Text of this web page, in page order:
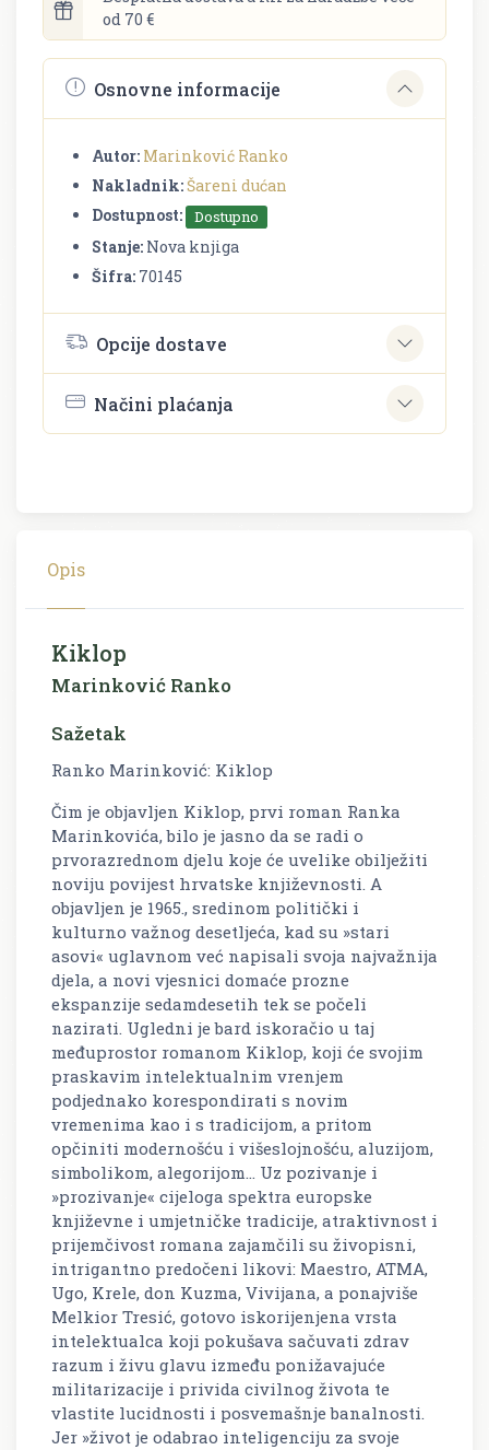
od 70 €
Osnovne informacije
Autor: Marinković Ranko
Nakladnik:Šareni dućan
Dostupnost:
Dostupno
Stanje: Nova knjiga
Šifra: 70145
Opcije dostave
Načini plaćanja
Opis
Kiklop
Marinković Ranko
Sažetak
Ranko Marinković: Kiklop
Čim je objavljen Kiklop, prvi roman Ranka
Marinkovića, bilo je jasno da se radi o
prvorazrednom djelu koje će uvelike obilježiti
noviju povijest hrvatske književnosti. A
objavljen je 1965., sredinom politički i
kulturno važnog desetljeća, kad su »stari
asovi« uglavnom već napisali svoja najvažnija
djela, a novi vjesnici domaće prozne
ekspanzije sedamdesetih tek se počeli
nazirati. Ugledni je bard iskoračio u taj
međuprostor romanom Kiklop, koji će svojim
praskavim intelektualnim vrenjem
podjednako korespondirati s novim
vremenima kao i s tradicijom, a pritom
opčiniti modernošću i višeslojnošću, aluzijom,
simbolikom, alegorijom… Uz pozivanje i
»prozivanje« cijeloga spektra europske
književne i umjetničke tradicije, atraktivnost i
prijemčivost romana zajamčili su živopisni,
intrigantno predočeni likovi: Maestro, ATMA,
Ugo, Krele, don Kuzma, Vivijana, a ponajviše
Melkior Tresić, gotovo iskorijenjena vrsta
intelektualca koji pokušava sačuvati zdrav
razum i živu glavu između ponižavajuće
militarizacije i privida civilnog života te
vlastite lucidnosti i posvemašnje banalnosti.
Jer »život je odabrao inteligenciju za svoje